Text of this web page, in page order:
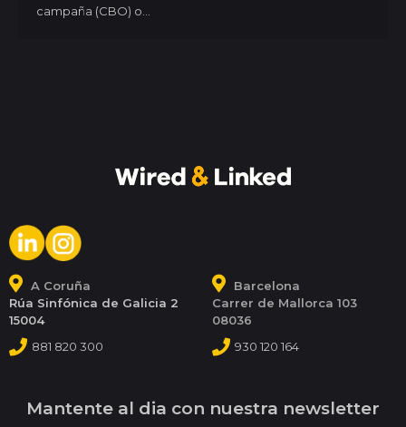
campaña (CBO) o...
A Coruña
Rúa Sinfónica de Galicia 2
15004
881 820 300
Barcelona
Carrer de Mallorca 103
08036
930 120 164
Mantente al dia con nuestra newsletter